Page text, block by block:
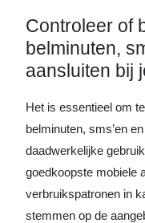
Controleer of
belminuten,
aansluiten bij
Het is essentieel om
belminuten, sms’en
daadwerkelijke
goedkoopste mobiele
verbruikspatronen in
stemmen op de